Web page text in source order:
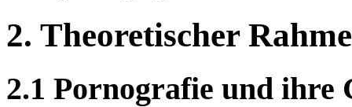
2. Theoretischer
2.1 Pornografie und ihre